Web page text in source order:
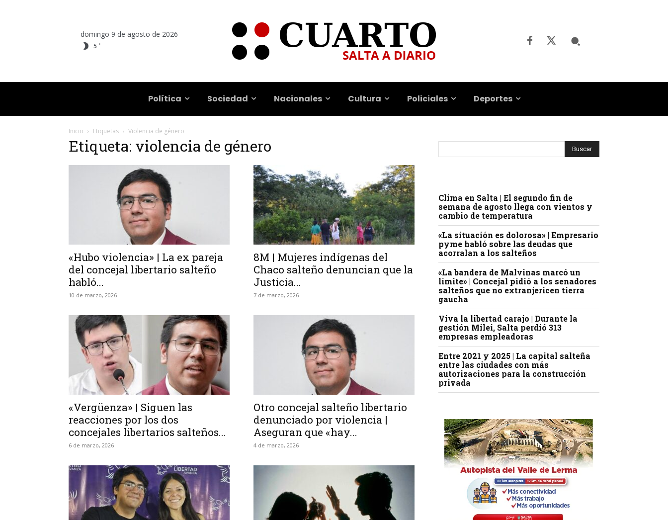
domingo 9 de agosto de 2026
5 C
Política Sociedad Nacionales Cultura Policiales Deportes
Inicio Etiquetas Violencia de género
Etiqueta: violencia de género
«Hubo violencia» | La ex pareja
del concejal libertario salteño
habló...
10 de marzo, 2026
8M | Mujeres indígenas del
Chaco salteño denuncian que la
Justicia...
7 de marzo, 2026
«Vergüenza» | Siguen las
reacciones por los dos
concejales libertarios salteños...
6 de marzo, 2026
Otro concejal salteño libertario
denunciado por violencia |
Aseguran que «hay...
4 de marzo, 2026
Clima en Salta | El segundo fin de
semana de agosto llega con vientos y
cambio de temperatura
«La situación es dolorosa» | Empresario
pyme habló sobre las deudas que
acorralan a los salteños
«La bandera de Malvinas marcó un
límite» | Concejal pidió a los senadores
salteños que no extranjericen tierra
gaucha
Viva la libertad carajo | Durante la
gestión Milei, Salta perdió 313
empresas empleadoras
Entre 2021 y 2025 | La capital salteña
entre las ciudades con más
autorizaciones para la construcción
privada